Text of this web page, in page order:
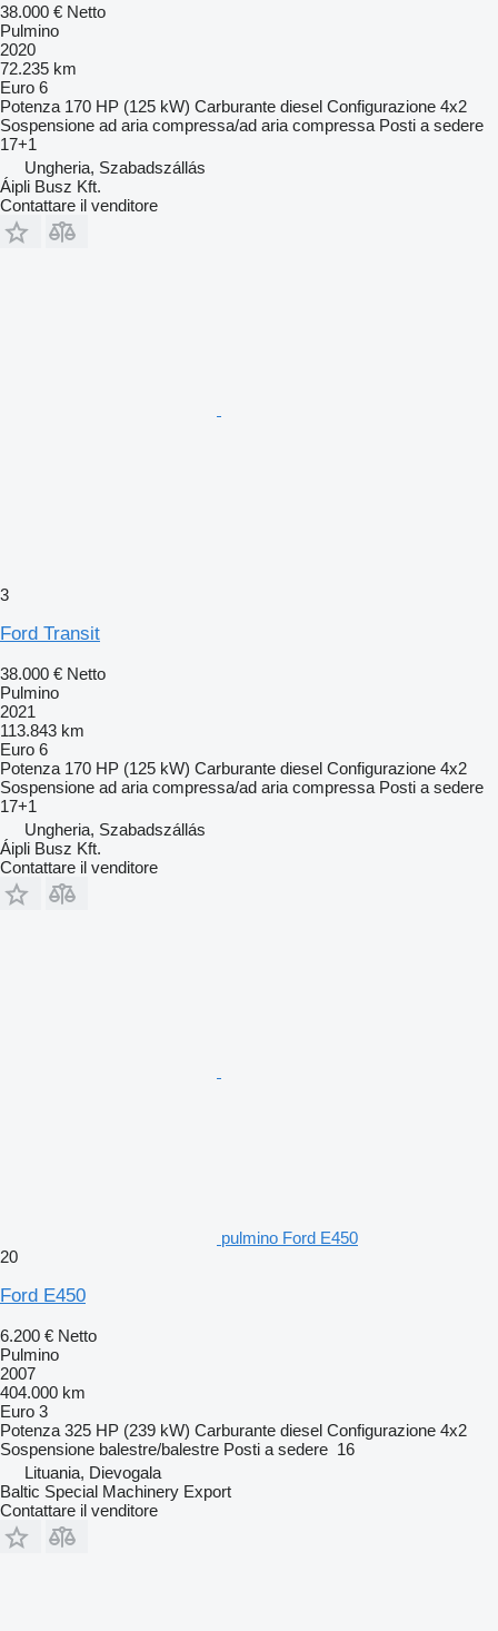
38.000 € Netto
Pulmino
2020
72.235 km
Euro 6
Potenza 170 HP (125 kW) Carburante diesel Configurazione 4x2
Sospensione ad aria compressa/ad aria compressa Posti a sedere
17+1
Ungheria, Szabadszállás
Áipli Busz Kft.
Contattare il venditore
3
Ford Transit
38.000 € Netto
Pulmino
2021
113.843 km
Euro 6
Potenza 170 HP (125 kW) Carburante diesel Configurazione 4x2
Sospensione ad aria compressa/ad aria compressa Posti a sedere
17+1
Ungheria, Szabadszállás
Áipli Busz Kft.
Contattare il venditore
pulmino Ford E450
20
Ford E450
6.200 € Netto
Pulmino
2007
404.000 km
Euro 3
Potenza 325 HP (239 kW) Carburante diesel Configurazione 4x2
Sospensione balestre/balestre Posti a sedere 16
Lituania, Dievogala
Baltic Special Machinery Export
Contattare il venditore